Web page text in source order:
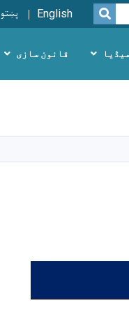
SEARCH
English پښتو
میڈیا قانون سازی